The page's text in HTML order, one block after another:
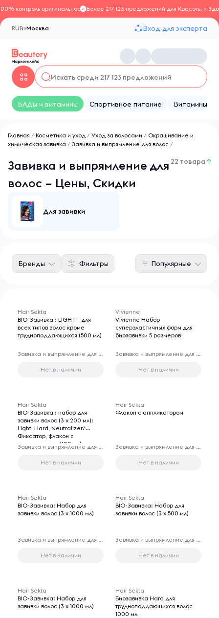
контроль оригинальностиБолее 217 123 предложений для Красоты и
Москва
RUB Вход для эксперта
БАДы и витамины Спортивное питание Витамины
Главная / Косметика и уход / Уход за волосами / Окрашивание и
химическая завивка / Завивка и выпрямление для волос /
Завивка и выпрямление для
волос – Цены, Скидки
22 товара ↑
Для завивки
Фильтры
Бренды Популярные
Hair Sekta
BIO-Завивка : LIGHT - для
всех типов волос кроме
трудноподдающихся (500 мл)
Завивка и выпрямление для волос
Нет в наличии
Vivienne
Vivienne Набор
суперэластичных форм для
биозавивки 5 размеров
Завивка и выпрямление для волос
Нет в наличии
Hair Sekta
BIO-Завивка : набор для
завивки волос (3 х 200 мл):
Light, Hard, Neutralizer/
Фиксатор, флакон с
аппликатором (100 мл)
Завивка и выпрямление для волос
Нет в наличии
Hair Sekta
Флакон с аппликатором
Завивка и выпрямление для волос
Нет в наличии
Hair Sekta
BIO-Завивка: Набор для
завивки волос (3 х 1000 мл)
Завивка и выпрямление для волос
Нет в наличии
Hair Sekta
BIO-Завивка: Набор для
завивки волос (3 х 500 мл)
Завивка и выпрямление для волос
Нет в наличии
Hair Sekta
BIO-Завивка: Набор для
завивки волос (3 х 1000 мл)
Hair Sekta
Биозавивка Hard для
трудноподдающихся волос
1000 мл